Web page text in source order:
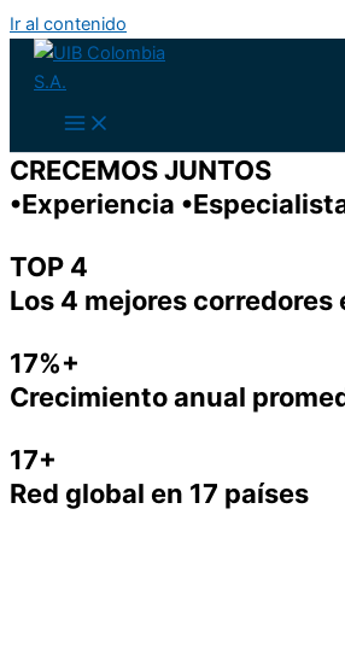
Ir al contenido
CRECEMOS JUNTOS
•Experiencia
TOP 4
Los 4 mejores corredores
17%+
Crecimiento anual
17+
Red global en 17 países